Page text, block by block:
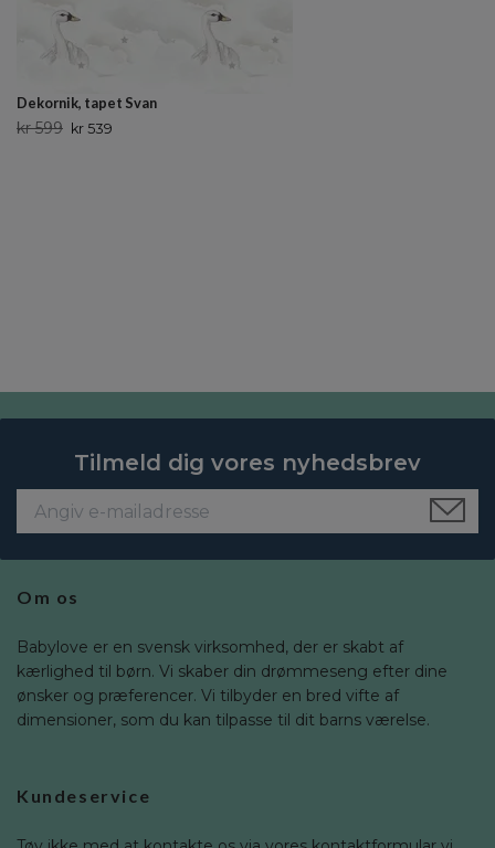
Dekornik, tapet Svan
kr 599 kr 539
Tilmeld dig vores nyhedsbrev
Om os
Babylove er en svensk virksomhed, der er skabt af
kærlighed til børn. Vi skaber din drømmeseng efter dine
ønsker og præferencer. Vi tilbyder en bred vifte af
dimensioner, som du kan tilpasse til dit barns værelse.
Kundeservice